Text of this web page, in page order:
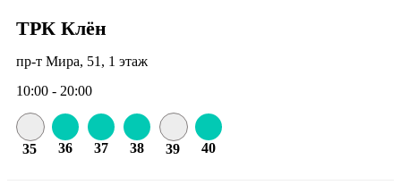
ТРК Клён
пр-т Мира, 51, 1 этаж
10:00 - 20:00
35 36 37 38 39 40